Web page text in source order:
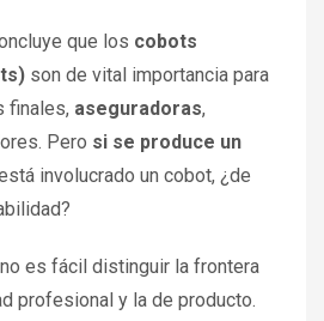
que los cobots
son de vital importancia para
finales, aseguradoras,
Pero si se produce un
involucrado un cobot, ¿de
es fácil distinguir la frontera
profesional y la de producto.